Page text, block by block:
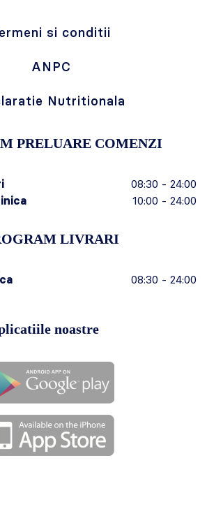
si conditii
ANPC
Nutritionala
PRELUARE COMENZI
08:30 - 24:00
10:00 - 24:00
LIVRARI
08:30 - 24:00
noastre